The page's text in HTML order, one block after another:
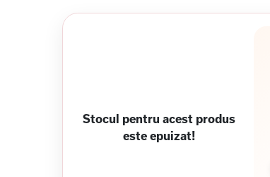
Stocul pentru acest produs
este epuizat!